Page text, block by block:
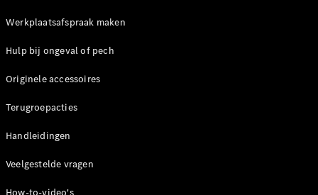
G-Klasse
Configurator
Benz Store
Werkplaatsafspraak maken
Hulp bij ongeval of pech
Originele accessoires
Terugroepacties
Handleidingen
Veelgestelde vragen